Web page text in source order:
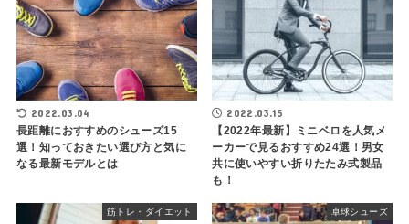
2022.03.04
長距離におすすめのシューズ15
選！知っておきたい選び方と気に
なる最新モデルとは
2022.03.15
【2022年最新】ミニベロを人気メ
ーカーで見るおすすめ24選！男女
共に使いやすい折りたたみ式製品
も！
筋トレ・ダイエット 卓球シューズ